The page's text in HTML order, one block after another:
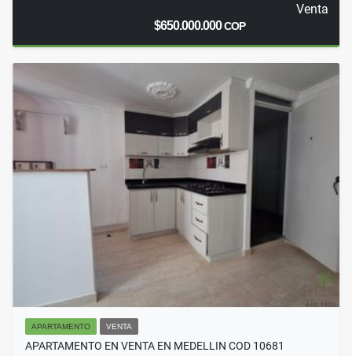
Venta
$650.000.000COP
APARTAMENTO VENTA
APARTAMENTO EN VENTA EN MEDELLIN COD 10681